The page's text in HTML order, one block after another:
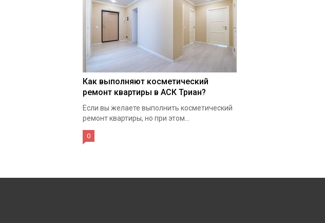
Как выполняют косметический
ремонт квартиры в АСК Триан?
Если вы желаете выполнить косметический
ремонт квартиры, но при этом...
0